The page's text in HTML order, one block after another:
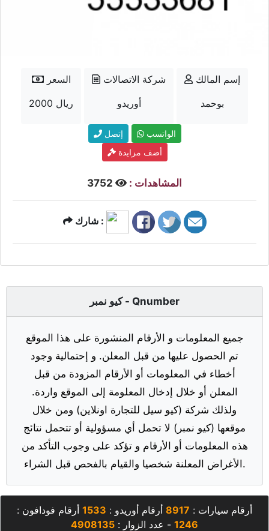
السعر
2000 ريال
شركة الاتصالات
أوريدو
إسم المالك
بوحمد
إتصل
الواتسب
أضف مزايدة
المشاهدات :
شارك :
كيو نمبر - Qnumber
جميع المعلومات و الأرقام المنشورة على هذا الموقع
تم الحصول عليها من قبل المعلن. و إحتمالية وجود
أخطاء في المعلومات أو الأرقام المزودة من قبل
المعلن أو خلال إدخال المعلومة إلى الموقع واردة.
ولذلك شركة (كيو سيل للتجارة اونلاين) ومن خلال
موقعها (كيو نمبر) لا تحمل أي مسؤولية أو تتحمل نتائج
هذه المعلومات أو الأرقام و تؤكد على وجوب التأكد من
الأغراض المعلنة شخصيا والقيام بالفحص قبل الشراء.
أرقام سيارات : 8917 أرقام أوريدو : 1533 أرقام فودافون :
1246 - عدد الزوار : 4908135